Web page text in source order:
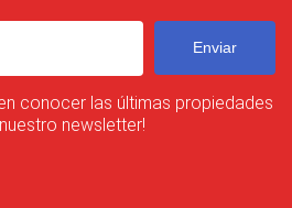
Enviar
conocer las últimas propiedades
newsletter!